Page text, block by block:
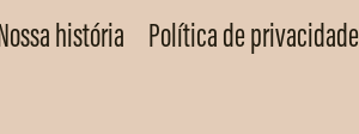
história Política de privacidade